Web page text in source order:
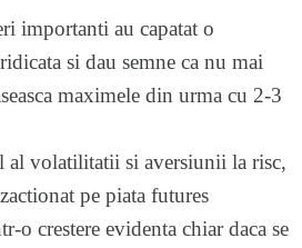
importanti au capatat o
si dau semne ca nu mai
maximele din urma cu 2-3
al volatilitatii si aversiunii la risc,
pe piata futures
o crestere evidenta chiar daca se